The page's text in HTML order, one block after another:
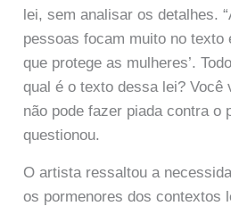
lei, sem analisar os detalhes.
pessoas focam muito no texto
que protege as mulheres’.
qual é o texto dessa lei? Você
não pode fazer piada contra o
questionou.
O artista ressaltou a
os pormenores dos contextos